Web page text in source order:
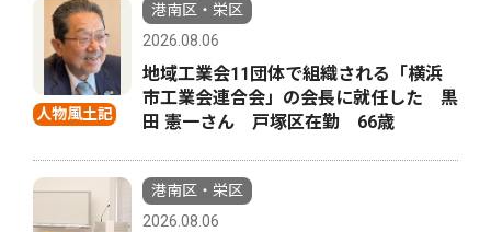
人物風土記
港南区・栄区
2026.08.06
地域工業会11団体で組織される「横浜
市工業会連合会」の会長に就任した 黒
田 憲一さん 戸塚区在勤 66歳
港南区・栄区
2026.08.06